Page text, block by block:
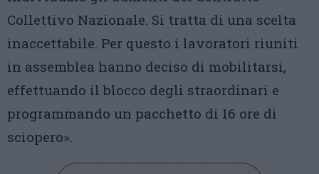
Collettivo Nazionale. Si tratta di una scelta
inaccettabile. Per questo i lavoratori riuniti
in assemblea hanno deciso di mobilitarsi,
effettuando il blocco degli straordinari e
programmando un pacchetto di 16 ore di
sciopero».